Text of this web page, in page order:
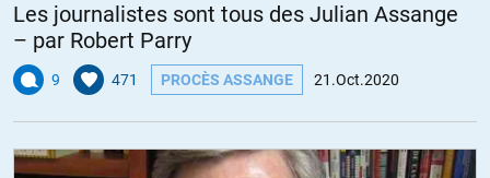
Les journalistes sont tous des Julian Assange
– par Robert Parry
9 471 PROCÈS ASSANGE 21.Oct.2020